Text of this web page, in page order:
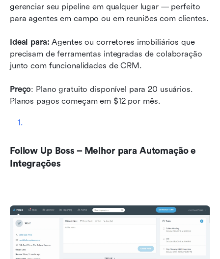
gerenciar seu pipeline em qualquer lugar — perfeito
para agentes em campo ou em reuniões com clientes.
Ideal para: Agentes ou corretores imobiliários que
precisam de ferramentas integradas de colaboração
junto com funcionalidades de CRM.
Preço: Plano gratuito disponível para 20 usuários.
Planos pagos começam em $12 por mês.
Follow Up Boss – Melhor para Automação e
Integrações